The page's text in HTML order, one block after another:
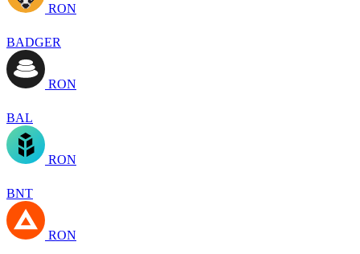
RON
BADGER
RON
BAL
RON
BNT
RON